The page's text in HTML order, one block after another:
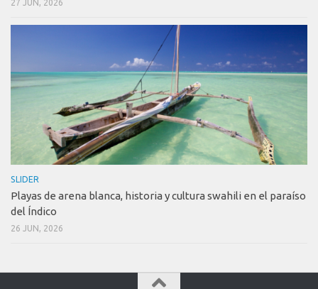
27 JUN, 2026
SLIDER
Playas de arena blanca, historia y cultura swahili en el paraíso
del Índico
26 JUN, 2026